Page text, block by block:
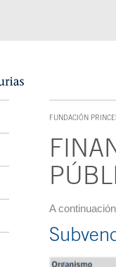
FUNDACIÓN
TECLA DE ACCESO 1
Contenido
A